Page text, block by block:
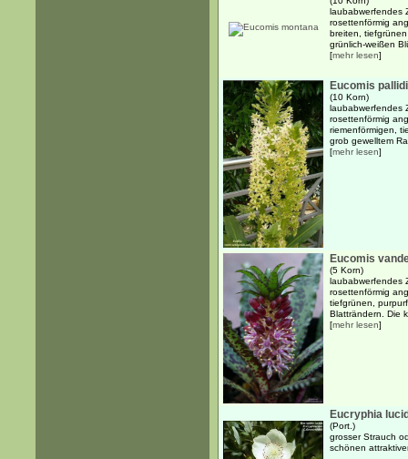
laubabwerfendes
rosettenförmig
breiten,
grünlich-weißen
[mehr lesen]
Eucomis
(10 Korn)
laubabwerfendes
rosettenförmig
riemenförmigen,
grob gewelltem
[mehr lesen]
Eucomis
(5 Korn)
laubabwerfendes
rosettenförmig
tiefgrünen,
Blatträndern. Die
[mehr lesen]
Eucryphia
(Port.)
grosser Strauch
schönen